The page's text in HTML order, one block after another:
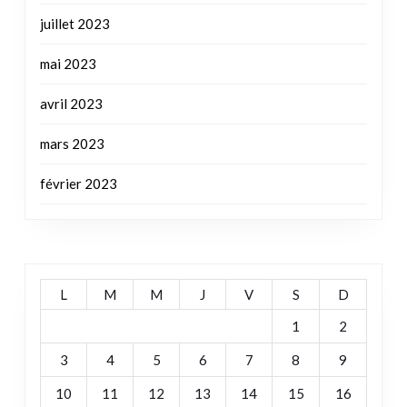
juillet 2023
mai 2023
avril 2023
mars 2023
février 2023
L M M J V S
D
1
2
3 4 5 6 7 8 9
10 11 12 13 14 15 16